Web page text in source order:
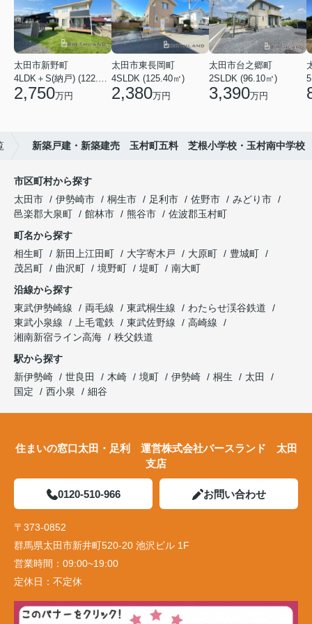
太田市新野町
4LDK＋S(納戸) (122.55㎡)
2,750万円
太田市東長岡町
4SLDK (125.40㎡)
2,380万円
太田市台之郷町
2SLDK (96.10㎡)
3,390万円
新築戸建・新築建売 玉村町五料 芝根小学校・玉村南中学校
市区町村から探す
太田市
伊勢崎市 桐生市 足利市 佐野市
みどり市
邑楽郡大泉町
館林市 熊谷市
佐波郡玉村町
町名から探す
相生町
新田上江田町 大字寄木戸 大原町
豊城町
茂呂町
曲沢町 境野町 堤町
南大町
沿線から探す
東武伊勢崎線
両毛線 東武桐生線
わたらせ渓谷鉄道
東武小泉線
上毛電鉄 東武佐野線
高崎線
湘南新宿ライン高海
秩父鉄道
駅から探す
新伊勢崎
世良田 木崎 境町 伊勢崎 桐生
太田
国定
西小泉 細谷
住まいの窓口太田・足利 運営株式会社バースランド 太田
支店
0120-510-966 お問い合わせ
〒373-0852
群馬県太田市新井町520-20 池沢ビル 1F
営業時間： 09:00~19:00
定休日： 不定休